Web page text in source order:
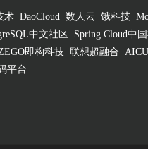
术 DaoCloud 数人云 饿科技
中文社区 Spring Cloud中
即构科技 联想超融合
平台